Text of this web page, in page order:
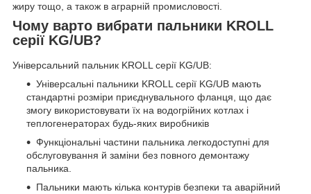
жиру тощо, а також в аграрній промисловості.
Чому варто вибрати пальники KROLL
серії KG/UB?
Універсальний пальник KROLL серії KG/UB:
Універсальні пальники KROLL серії KG/UB мають
стандартні розміри приєднувального фланця, що дає
змогу використовувати їх на водогрійних котлах і
теплогенераторах будь-яких виробників
Функціональні частини пальника легкодоступні для
обслуговування й заміни без повного демонтажу
пальника.
Пальники мають кілька контурів безпеки та аварійний